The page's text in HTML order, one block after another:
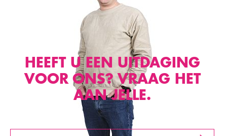
HEEFT U EEN UITDAGING
VOOR ONS? VRAAG HET
AAN JELLE.